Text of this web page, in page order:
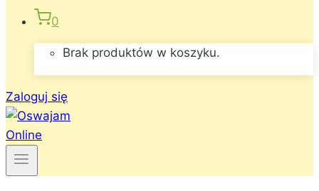
0
Brak produktów w koszyku.
Zaloguj się